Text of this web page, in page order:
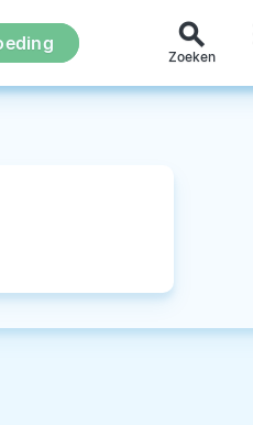
search
Zoeken